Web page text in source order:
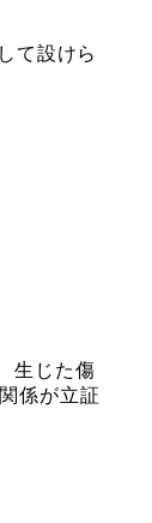
て設けら
生じた傷
係が立証